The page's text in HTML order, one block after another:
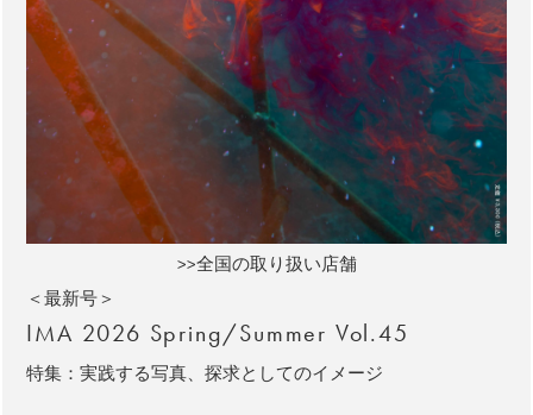
>>全国の取り扱い店舗
＜最新号＞
IMA 2026 Spring/Summer Vol.45
特集：実践する写真、探求としてのイメージ